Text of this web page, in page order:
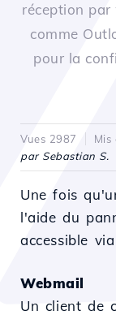
réception par
comme
pour la
Vues 2987 Mis
par Sebastian S.
Une fois
l'aide du
accessible
Webmail
Un client de